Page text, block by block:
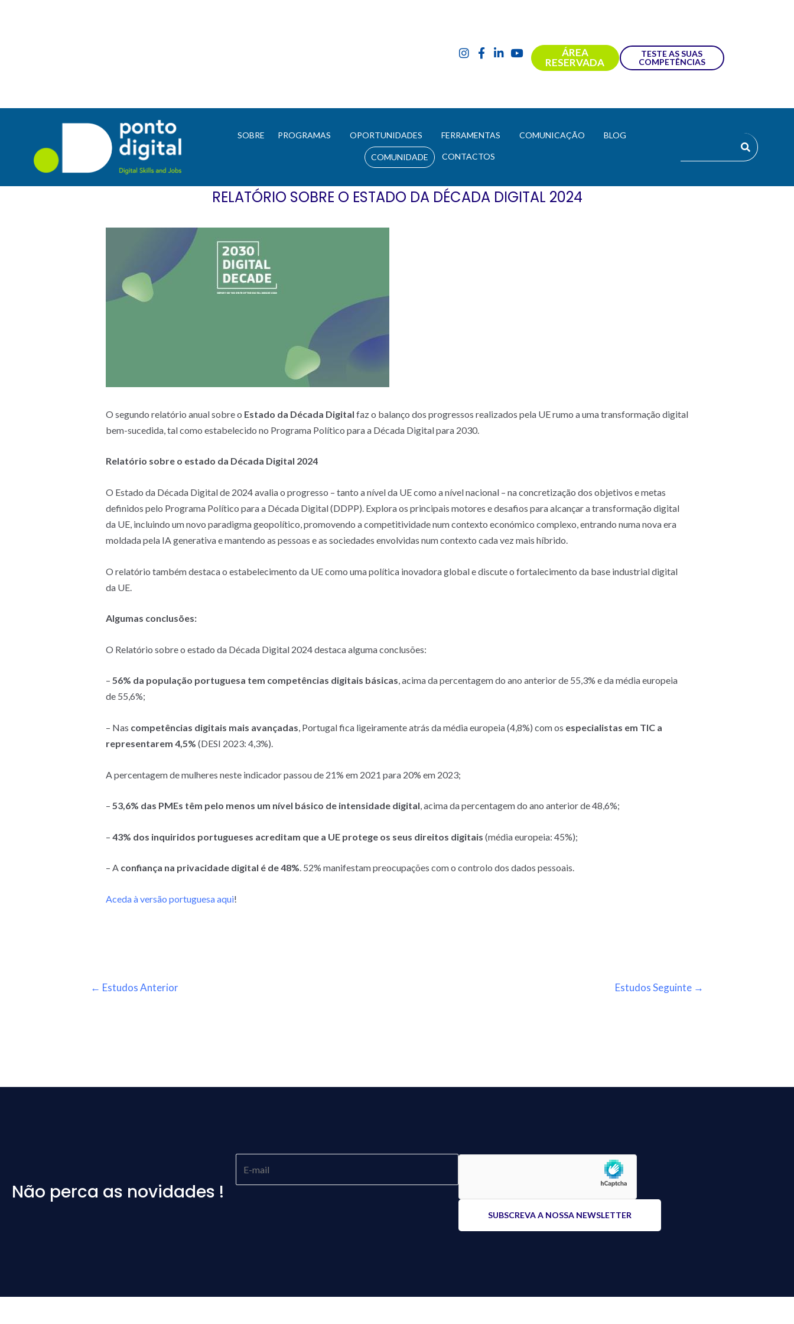
ÁREA
RESERVADA
TESTE AS SUAS
COMPETÊNCIAS
SOBRE PROGRAMAS OPORTUNIDADES FERRAMENTAS COMUNICAÇÃO BLOG
COMUNIDADE CONTACTOS
RELATÓRIO SOBRE O ESTADO DA DÉCADA DIGITAL 2024
O segundo relatório anual sobre o Estado da Década Digital faz o balanço dos progressos realizados pela UE rumo a uma transformação digital
bem-sucedida, tal como estabelecido no Programa Político para a Década Digital para 2030.
Relatório sobre o estado da Década Digital 2024
O Estado da Década Digital de 2024 avalia o progresso – tanto a nível da UE como a nível nacional – na concretização dos objetivos e metas
definidos pelo Programa Político para a Década Digital (DDPP). Explora os principais motores e desafios para alcançar a transformação digital
da UE, incluindo um novo paradigma geopolítico, promovendo a competitividade num contexto económico complexo, entrando numa nova era
moldada pela IA generativa e mantendo as pessoas e as sociedades envolvidas num contexto cada vez mais híbrido.
O relatório também destaca o estabelecimento da UE como uma política inovadora global e discute o fortalecimento da base industrial digital
da UE.
Algumas conclusões:
O Relatório sobre o estado da Década Digital 2024 destaca alguma conclusões:
– 56% da população portuguesa tem competências digitais básicas, acima da percentagem do ano anterior de 55,3% e da média europeia
de 55,6%;
– Nas competências digitais mais avançadas, Portugal fica ligeiramente atrás da média europeia (4,8%) com os especialistas em TIC a
representarem 4,5% (DESI 2023: 4,3%).
A percentagem de mulheres neste indicador passou de 21% em 2021 para 20% em 2023;
– 53,6% das PMEs têm pelo menos um nível básico de intensidade digital, acima da percentagem do ano anterior de 48,6%;
– 43% dos inquiridos portugueses acreditam que a UE protege os seus direitos digitais (média europeia: 45%);
– A confiança na privacidade digital é de 48%. 52% manifestam preocupações com o controlo dos dados pessoais.
Aceda à versão portuguesa aqui!
← Estudos Anterior Estudos Seguinte →
Não perca as novidades !